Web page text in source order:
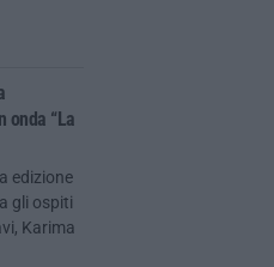
onda “La
edizione
gli ospiti
Karima